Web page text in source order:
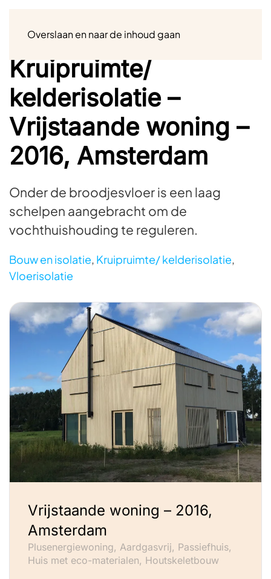
Overslaan en naar de inhoud gaan
Kruipruimte/
kelderisolatie –
Vrijstaande woning –
2016, Amsterdam
Onder de broodjesvloer is een laag
schelpen aangebracht om de
vochthuishouding te reguleren.
Bouw en isolatie, Kruipruimte/ kelderisolatie,
Vloerisolatie
Vrijstaande woning – 2016,
Amsterdam
Plusenergiewoning, Aardgasvrij, Passiefhuis,
Huis met eco-materialen, Houtskeletbouw